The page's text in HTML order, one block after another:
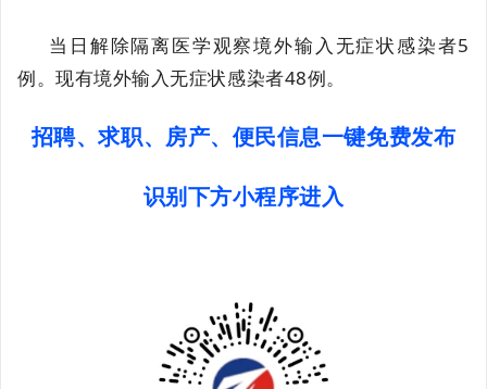
当日解除隔离医学观察境外输入无症状感染者5
例。现有境外输入无症状感染者48例。
招聘、求职、房产、便民信息一键免费发布
识别下方小程序进入